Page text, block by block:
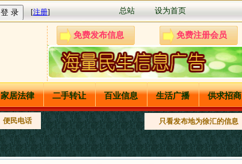
总站 设为首页
免费发布信息 免费注册会员
家居法律 二手转让 百业信息 生活广播 供求招商
只看发布地为徐汇的信息
便民电话